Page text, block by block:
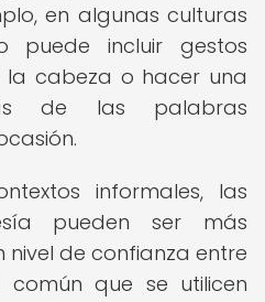
en algunas culturas
puede incluir gestos
la cabeza o hacer una
de las palabras
informales, las
pueden ser más
nivel de confianza entre
común que se utilicen